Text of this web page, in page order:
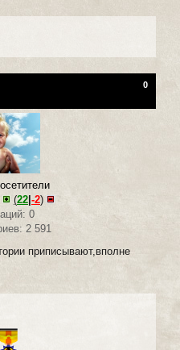
0
(22 -2)
0
2 591
приписывают,вполне